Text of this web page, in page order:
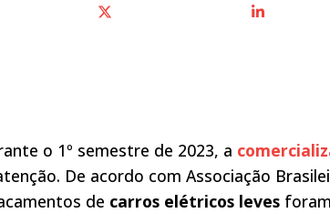
o 1º semestre de 2023, a
De acordo com Associação
de carros elétricos leves